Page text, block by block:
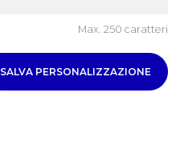
Max. 250 caratteri
SALVA PERSONALIZZAZIONE